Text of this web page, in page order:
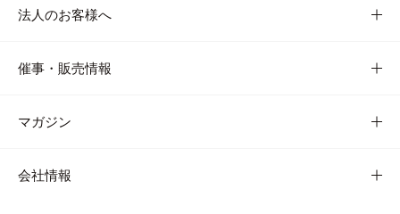
法人のお客様へ
催事・販売情報
マガジン
会社情報